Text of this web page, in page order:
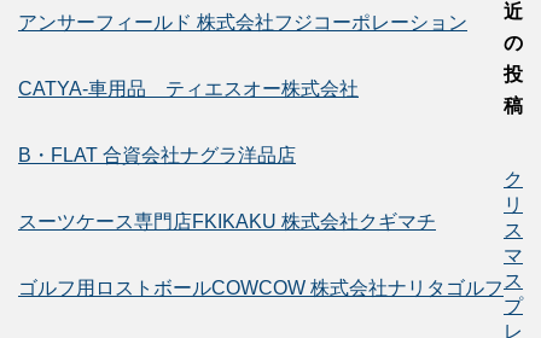
アンサーフィールド 株式会社フジコーポレーション
CATYA-車用品 ティエスオー株式会社
B・FLAT 合資会社ナグラ洋品店
スーツケース専門店FKIKAKU 株式会社クギマチ
ゴルフ用ロストボールCOWCOW 株式会社ナリタゴルフ
近
の
投
稿
ク
リ
ス
マ
ス
プ
レ